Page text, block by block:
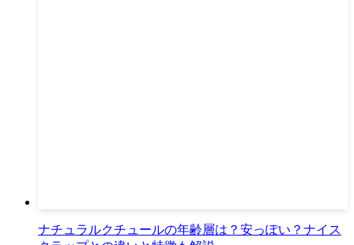
ナチュラルクチュールの年齢層は？安っぽい？ナイス